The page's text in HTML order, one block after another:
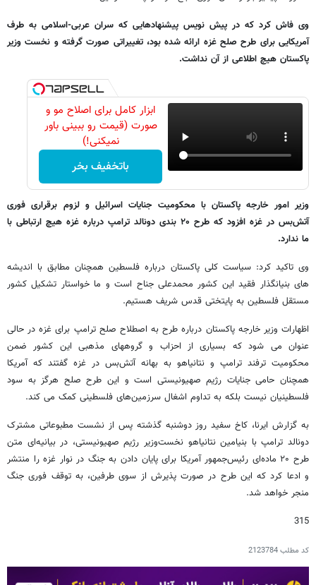
وی فاش کرد که در پیش نویس پیشنهادهایی که سران عربی-اسلامی به طرف
آمریکایی برای طرح صلح غزه ارائه شده بود، تغییراتی صورت گرفته و نخست وزیر
پاکستان هیچ اطلاعی از آن نداشت.
ابزار کامل برای اصلاح مو و
صورت (قیمت رو ببینی باور
نمیکنی!)
باتخفیف بخر
وزیر امور خارجه پاکستان با محکومیت جنایات اسرائیل و لزوم برقراری فوری
آتش‌بس در غزه افزود که طرح ۲۰ بندی دونالد ترامپ درباره غزه هیچ ارتباطی با
ما ندارد.
وی تاکید کرد: سیاست کلی پاکستان درباره فلسطین همچنان مطابق با اندیشه
های بنیانگذار فقید این کشور محمدعلی جناح است و ما خواستار تشکیل کشور
مستقل فلسطین به پایتختی قدس شریف هستیم.
اظهارات وزیر خارجه پاکستان درباره طرح به اصطلاح صلح ترامپ برای غزه در حالی
عنوان می شود که بسیاری از احزاب و گروههای مذهبی این کشور ضمن
محکومیت ترفند ترامپ و نتانیاهو به بهانه آتش‌بس در غزه گفتند که آمریکا
همچنان حامی جنایات رژیم صهیونیستی است و این طرح صلح هرگز به سود
فلسطینیان نیست بلکه به تداوم اشغال سرزمین‌های فلسطینی کمک می کند.
به گزارش ایرنا، کاخ سفید روز دوشنبه گذشته پس از نشست مطبوعاتی مشترک
دونالد ترامپ با بنیامین نتانیاهو نخست‌وزیر رژیم صهیونیستی، در بیانیه‌ای متن
طرح ۲۰ ماده‌ای رئیس‌جمهور آمریکا برای پایان دادن به جنگ در نوار غزه را منتشر
و ادعا کرد که این طرح در صورت پذیرش از سوی طرفین، به توقف فوری جنگ
منجر خواهد شد.
315
کد مطلب2123784